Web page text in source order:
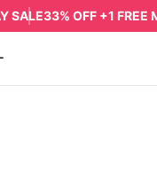
SALE33% OFF +1 FREE